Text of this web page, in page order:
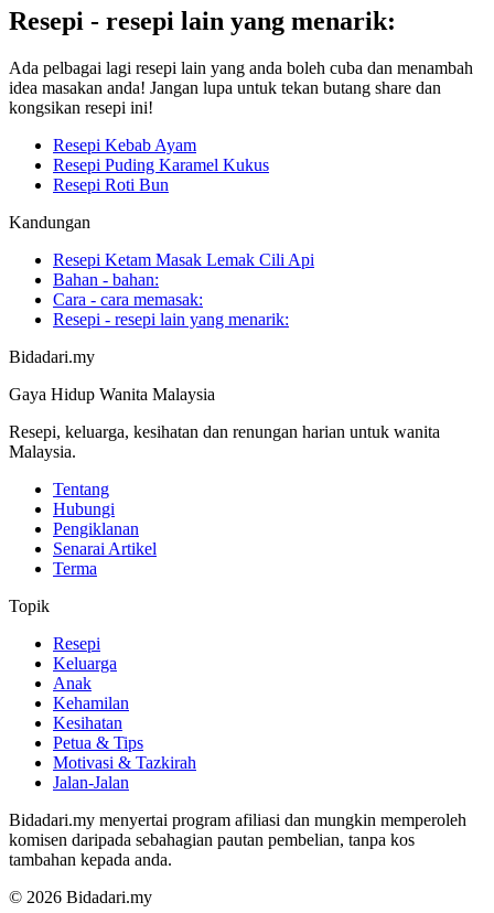
Resepi - resepi lain yang menarik:
Ada pelbagai lagi resepi lain yang anda boleh cuba dan menambah
idea masakan anda! Jangan lupa untuk tekan butang share dan
kongsikan resepi ini!
Resepi Kebab Ayam
Resepi Puding Karamel Kukus
Resepi Roti Bun
Kandungan
Resepi Ketam Masak Lemak Cili Api
Bahan - bahan:
Cara - cara memasak:
Resepi - resepi lain yang menarik:
Bidadari.my
Gaya Hidup Wanita Malaysia
Resepi, keluarga, kesihatan dan renungan harian untuk wanita
Malaysia.
Tentang
Hubungi
Pengiklanan
Senarai Artikel
Terma
Topik
Resepi
Keluarga
Anak
Kehamilan
Kesihatan
Petua & Tips
Motivasi & Tazkirah
Jalan-Jalan
Bidadari.my menyertai program afiliasi dan mungkin memperoleh
komisen daripada sebahagian pautan pembelian, tanpa kos
tambahan kepada anda.
© 2026 Bidadari.my